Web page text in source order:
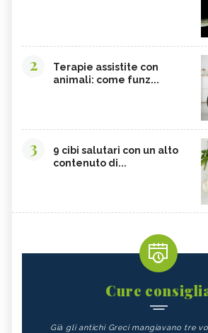
2
Terapie assistite con
animali: come funz...
3
9 cibi salutari con un alto
contenuto di...
Cure
Già gli antichi Greci mangiavano tre